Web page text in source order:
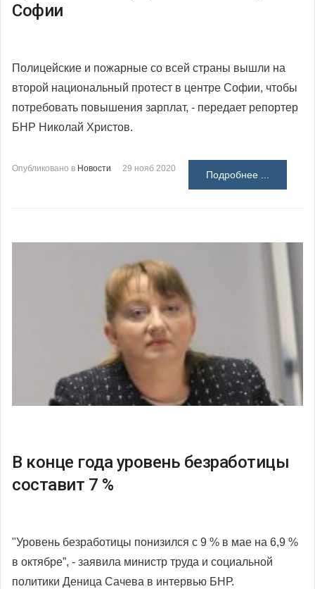
Софии
Полицейские и пожарные со всей страны вышли на
второй национальный протест в центре Софии, чтобы
потребовать повышения зарплат, - передает репортер
БНР Николай Христов.
Опубликовано в Новости 29 нояб 2020
Подробнее ...
В конце года уровень безработицы
составит 7 %
"Уровень безработицы понизился с 9 % в мае на 6,9 %
в октябре”, - заявила министр труда и социальной
политики Деница Сачева в интервью БНР.